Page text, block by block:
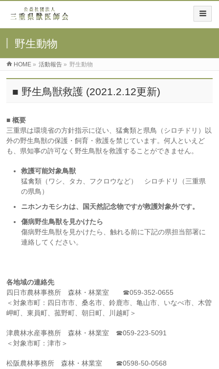
野生動物
HOME » 活動報告 » 野生動物
■ 野生鳥獣救護 (2021.2.12更新)
■ 概要
三重県は環境省の方針指示に従い、猛禽類と県鳥（シロチドリ）以
外の野生鳥獣の保護・飼育・救護を禁じています。何人といえど
も、県知事の許可なく野生鳥獣を救護することができません。
救護可能対象鳥獣
猛禽類（ワシ、タカ、フクロウなど） シロチドリ（三重県
の県鳥）
ニホンカモシカは、国天然記念物ですが救護対象外です。
傷病野生鳥獣を見かけたら
傷病野生鳥獣を見かけたら、触れる前に下記の県担当部署に
連絡してください。
各地域の連絡先
四日市農林事務所 森林・林業室 ☎059-352-0655
＜対象市町：四日市市、桑名市、鈴鹿市、亀山市、いなべ市、木曽
岬町、東員町、菰野町、朝日町、川越町＞
津農林水産事務所 森林・林業室 ☎059-223-5091
＜対象市町：津市＞
松阪農林事務所 森林・林業室 ☎0598-50-0568